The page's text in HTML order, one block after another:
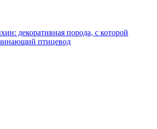
декоративная порода, с которой
птицевод